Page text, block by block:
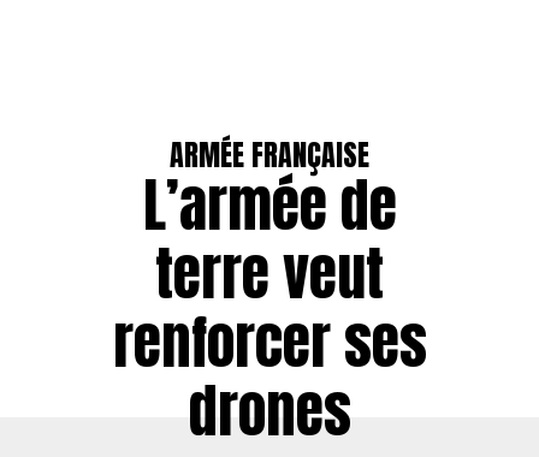
ARMÉE FRANÇAISE
L’armée de
terre veut
renforcer ses
drones